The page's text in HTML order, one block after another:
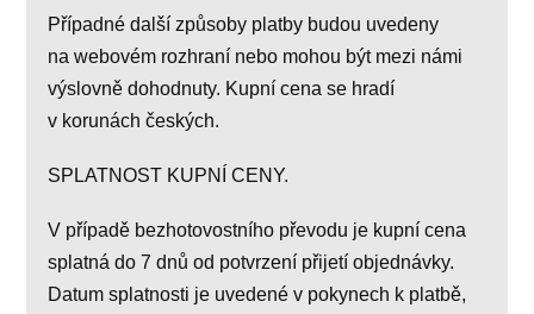
Případné další způsoby platby budou uvedeny
na webovém rozhraní nebo mohou být mezi námi
výslovně dohodnuty. Kupní cena se hradí
v korunách českých.
SPLATNOST KUPNÍ CENY.
V případě bezhotovostního převodu je kupní cena
splatná do 7 dnů od potvrzení přijetí objednávky.
Datum splatnosti je uvedené v pokynech k platbě,